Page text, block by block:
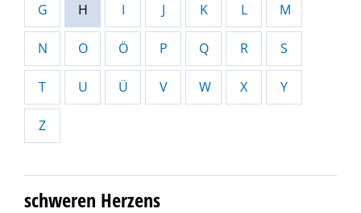
G H I J K L M
N O Ö P Q R S
T U Ü V W X Y
Z
schweren Herzens